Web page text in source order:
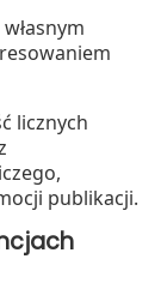
licznych
publikacji.